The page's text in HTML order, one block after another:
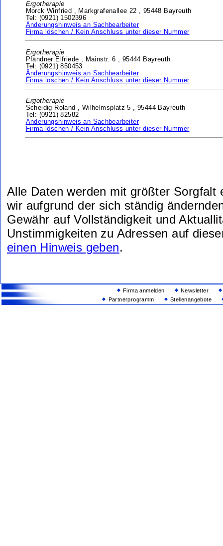
Ergotherapie
Morck Winfried , Markgrafenallee 22 , 95448 Bayreuth
Tel: (0921) 1502396
Änderungshinweis an Sachbearbeiter
Firma löschen / Kein Anschluss unter dieser Nummer
Ergotherapie
Pfändner Elfriede , Mainstr. 6 , 95444 Bayreuth
Tel: (0921) 850453
Änderungshinweis an Sachbearbeiter
Firma löschen / Kein Anschluss unter dieser Nummer
Ergotherapie
Scheidig Roland , Wilhelmsplatz 5 , 95444 Bayreuth
Tel: (0921) 82582
Änderungshinweis an Sachbearbeiter
Firma löschen / Kein Anschluss unter dieser Nummer
Alle Daten werden mit größter Sorgfalt
wir aufgrund der sich ständig
Gewähr auf Vollständigkeit und
Unstimmigkeiten zu Adressen auf
einen Hinweis geben.
Firma anmelden
Newsletter
Partnerprogramm
Stellenangebote